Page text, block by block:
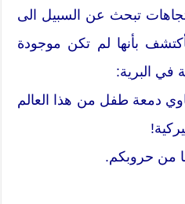
تبحث عن السبيل الى
بأنها لم تكن موجودة
في البرية:
دمعة طفل من هذا العالم
من حروبكم.